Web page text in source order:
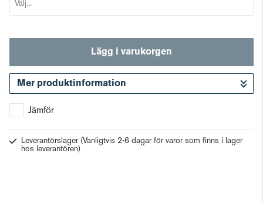
Lägg i varukorgen
Mer produktinformation
Jämför
Leverantörslager (Vanligtvis 2-6 dagar för varor som finns i lager
hos leverantören)